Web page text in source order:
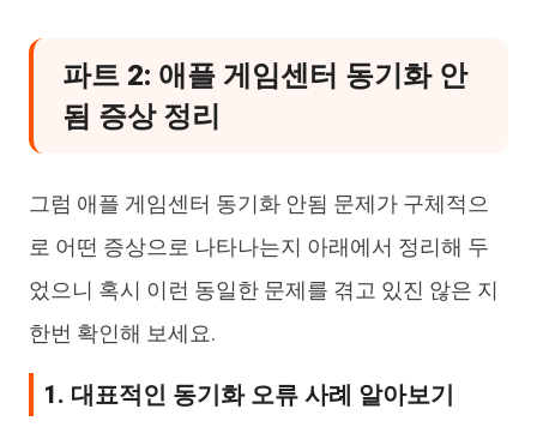
파트 2: 애플 게임센터 동기화 안
됨 증상 정리
그럼 애플 게임센터 동기화 안됨 문제가 구체적으
로 어떤 증상으로 나타나는지 아래에서 정리해 두
었으니 혹시 이런 동일한 문제를 겪고 있진 않은 지
한번 확인해 보세요.
1. 대표적인 동기화 오류 사례 알아보기